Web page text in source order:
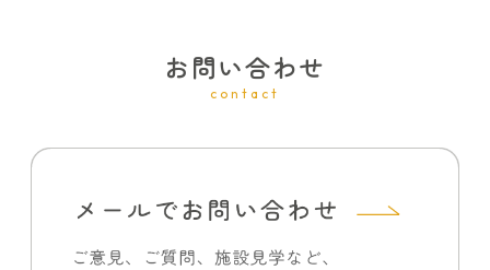
お問い合わせ
contact